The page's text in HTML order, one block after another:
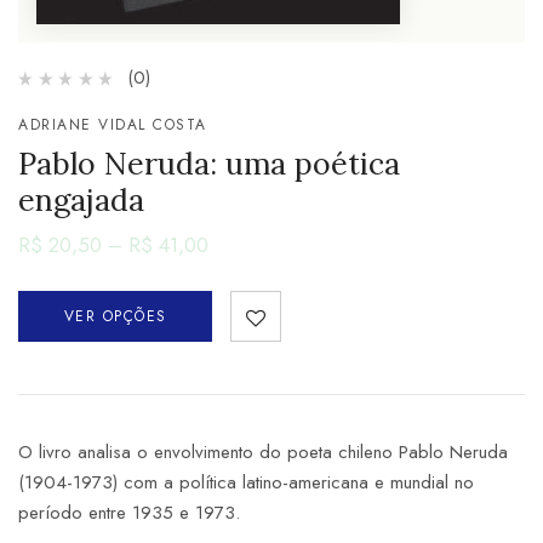
(0)
ADRIANE VIDAL COSTA
Pablo Neruda: uma poética
engajada
R$ 20,50 – R$ 41,00
VER OPÇÕES
O livro analisa o envolvimento do poeta chileno Pablo Neruda
(1904-1973) com a política latino-americana e mundial no
período entre 1935 e 1973.